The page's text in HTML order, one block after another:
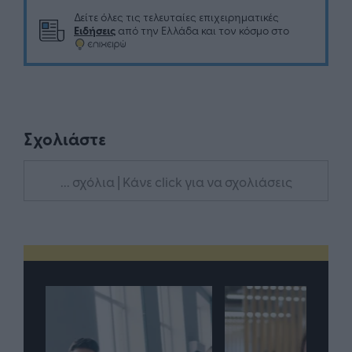
Δείτε όλες τις τελευταίες επιχειρηματικές
Ειδήσεις από την Ελλάδα και τον κόσμο στο
Σχολιάστε
... σχόλια | Κάνε click για να σχολιάσεις